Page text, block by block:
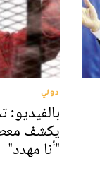
دولي
يكشف
"أنا مهدد"